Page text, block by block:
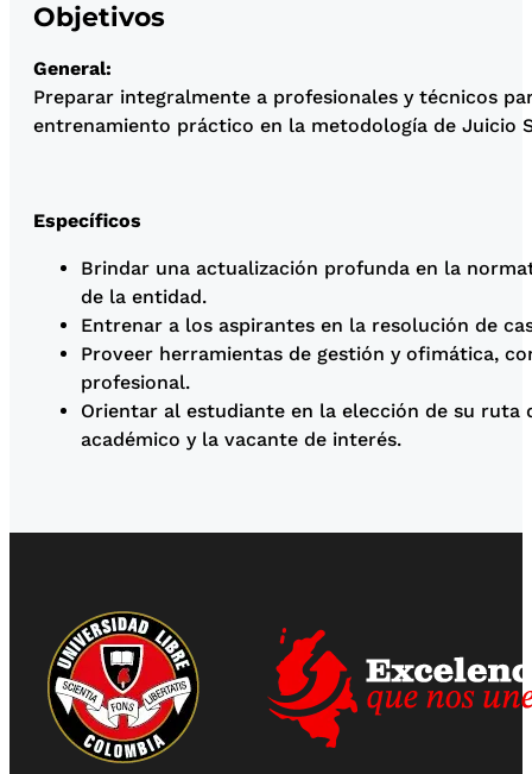
Objetivos
General:
Preparar integralmente a profesionales y técnicos
entrenamiento práctico en la metodología de Juicio
Específicos
Brindar una actualización profunda en la
de la entidad.
Entrenar a los aspirantes en la resolución de
Proveer herramientas de gestión y ofimática,
profesional.
Orientar al estudiante en la elección de su ruta
académico y la vacante de interés.